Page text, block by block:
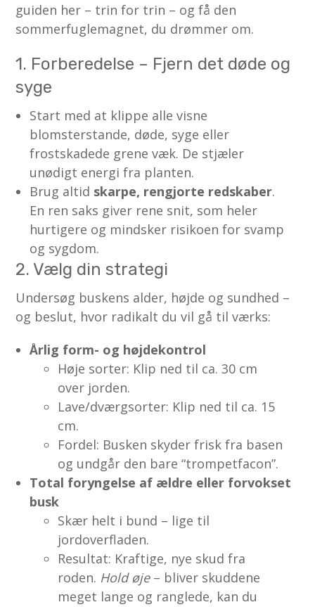
guiden her – trin for trin – og få den
sommerfuglemagnet, du drømmer om.
1. Forberedelse – Fjern det døde og
syge
Start med at klippe alle visne
blomsterstande, døde, syge eller
frostskadede grene væk. De stjæler
unødigt energi fra planten.
Brug altid skarpe, rengjorte redskaber.
En ren saks giver rene snit, som heler
hurtigere og mindsker risikoen for svamp
og sygdom.
2. Vælg din strategi
Undersøg buskens alder, højde og sundhed –
og beslut, hvor radikalt du vil gå til værks:
Årlig form- og højdekontrol
Høje sorter: Klip ned til ca. 30 cm
over jorden.
Lave/dværgsorter: Klip ned til ca. 15
cm.
Fordel: Busken skyder frisk fra basen
og undgår den bare “trompetfacon”.
Total foryngelse af ældre eller forvokset
busk
Skær helt i bund – lige til
jordoverfladen.
Resultat: Kraf­tige, nye skud fra
roden. Hold øje– bliver skuddene
meget lange og ranglede, kan du